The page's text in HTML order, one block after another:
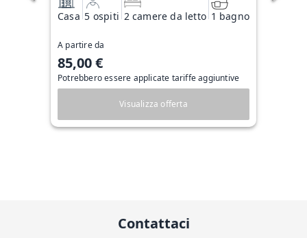
Casa 5 ospiti 2 camere da letto 1 bagno
A partire da
85,00 €
Potrebbero essere applicate tariffe aggiuntive
Visualizza offerta
Contattaci